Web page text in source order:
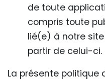
de toute
compris toute
lié(e) à notre
partir de celui-ci.
La présente